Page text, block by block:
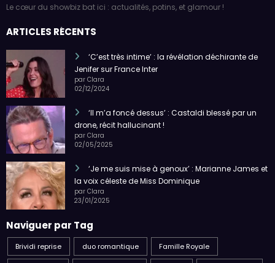
Le cœur du showbiz bat ici : actualités, potins, et glamour !
ARTICLES RÉCENTS
‘C’est très intime’ : la révélation déchirante de
Jenifer sur France Inter
par Clara
02/12/2024
‘Il m’a foncé dessus’ : Castaldi blessé par un
drone, récit hallucinant !
par Clara
02/05/2025
‘Je me suis mise à genoux’ : Marianne James et
la voix céleste de Miss Dominique
par Clara
23/01/2025
Naviguer par Tag
Brividi reprise duo romantique Famille Royale